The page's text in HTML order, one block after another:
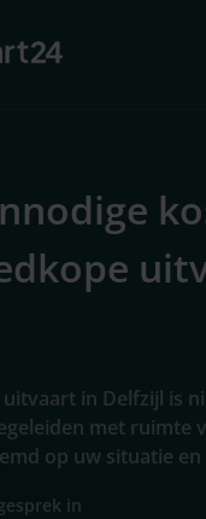
uitvaart in Delfzijl is
met ruimte
op uw situatie
in